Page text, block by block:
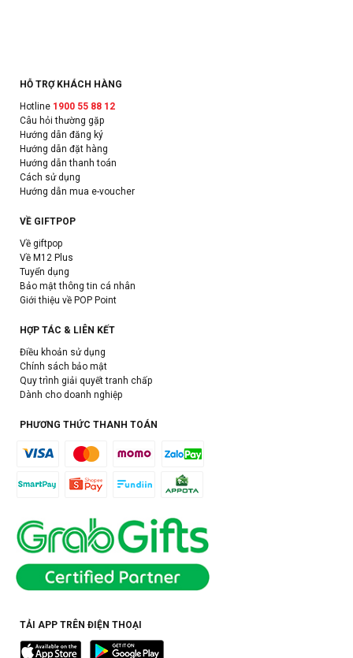
HỖ TRỢ KHÁCH HÀNG
Hotline 1900 55 88 12
Câu hỏi thường gặp
Hướng dẫn đăng ký
Hướng dẫn đặt hàng
Hướng dẫn thanh toán
Cách sử dụng
Hướng dẫn mua e-voucher
VỀ GIFTPOP
Về giftpop
Về M12 Plus
Tuyển dụng
Bảo mật thông tin cá nhân
Giới thiệu về POP Point
HỢP TÁC & LIÊN KẾT
Điều khoản sử dụng
Chính sách bảo mật
Quy trình giải quyết tranh chấp
Dành cho doanh nghiệp
PHƯƠNG THỨC THANH TOÁN
TẢI APP TRÊN ĐIỆN THOẠI